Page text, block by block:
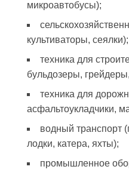
микроавтобусы);
культиваторы, сеялки);
техника для
бульдозеры,
техника для
асфальтоукладчики,
водный транспорт
лодки, катера, яхты);
промышленное